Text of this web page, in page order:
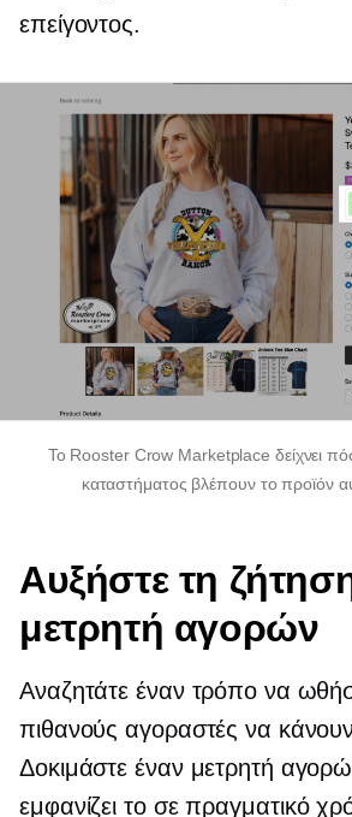
επείγοντος.
Το Rooster Crow Marketplace δείχνει
καταστήματος βλέπουν το προϊόν
Αυξήστε τη
μετρητή αγορών
Αναζητάτε έναν τρόπο να
πιθανούς αγοραστές να
Δοκιμάστε έναν μετρητή
εμφανίζει το σε πραγματικό